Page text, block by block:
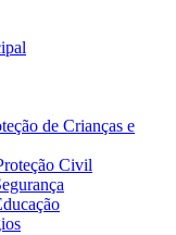
de Crianças e
Civil